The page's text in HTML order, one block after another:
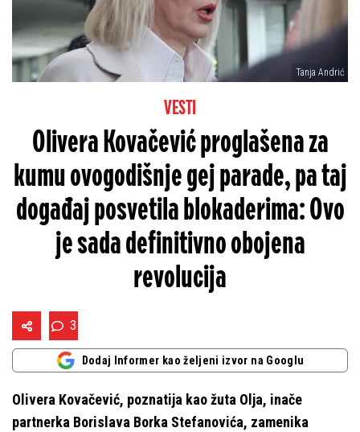
Tanja Andrić
VESTI
Olivera Kovačević proglašena za
kumu ovogodišnje gej parade, pa taj
događaj posvetila blokaderima: Ovo
je sada definitivno obojena
revolucija
3
Dodaj Informer kao željeni izvor na Googlu
Olivera Kovačević, poznatija kao žuta Olja, inače
partnerka Borislava Borka Stefanovića, zamenika